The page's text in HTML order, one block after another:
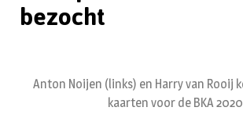
bezocht
Anton Noijen (links) en Harry van Rooij
kaarten voor de BKA